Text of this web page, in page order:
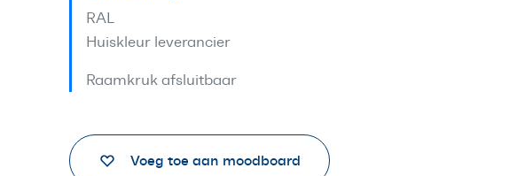
RAL
Huiskleur leverancier
Raamkruk afsluitbaar
Voeg toe aan moodboard